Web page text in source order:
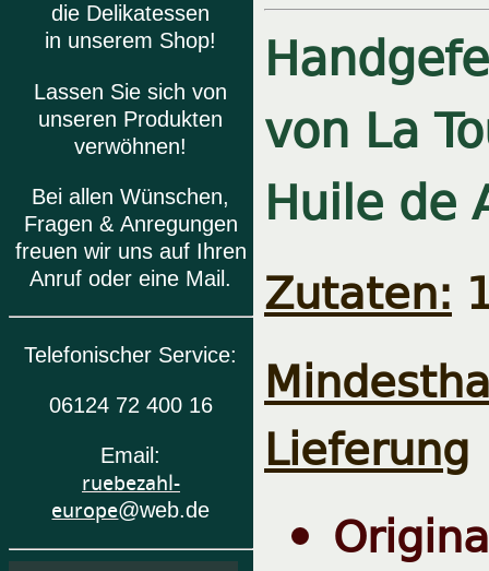
die Delikatessen
in unserem Shop!
Lassen Sie sich von
unseren Produkten
verwöhnen!
Bei allen Wünschen,
Fragen & Anregungen
freuen wir uns auf Ihren
Anruf oder eine Mail.
Telefonischer Service:
06124 72 400 16
Email:
ruebezahl-
europe@web.de
von La
Huile de
Zutaten:
Lieferung